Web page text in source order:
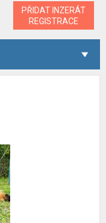
PŘIDAT INZERÁT
REGISTRACE